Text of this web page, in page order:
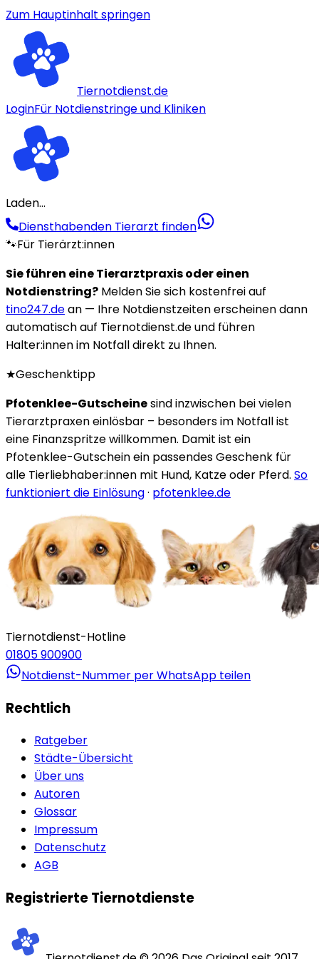
Zum Hauptinhalt springen
Tiernotdienst.de
LoginFür Notdienstringe und Kliniken
Laden...
Diensthabenden Tierarzt finden
🐾Für Tierärzt:innen
Sie führen eine Tierarztpraxis oder einen
Notdienstring? Melden Sie sich kostenfrei auf
tino247.dean — Ihre Notdienstzeiten erscheinen dann
automatisch auf Tiernotdienst.de und führen
Halter:innen im Notfall direkt zu Ihnen.
★Geschenktipp
Pfotenklee-Gutscheinesind inzwischen bei vielen
Tierarztpraxen einlösbar – besonders im Notfall ist
eine Finanzspritze willkommen. Damit ist ein
Pfotenklee-Gutschein ein passendes Geschenk für
alle Tierliebhaber:innen mit Hund, Katze oder Pferd. So
funktioniert die Einlösung· pfotenklee.de
Tiernotdienst-Hotline
01805 900900
Notdienst-Nummer per WhatsApp teilen
Rechtlich
Ratgeber
Städte-Übersicht
Über uns
Autoren
Glossar
Impressum
Datenschutz
AGB
Registrierte Tiernotdienste